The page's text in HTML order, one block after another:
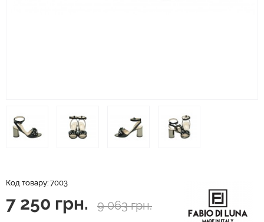
Код товару: 7003
7 250 грн. 9 063 грн.